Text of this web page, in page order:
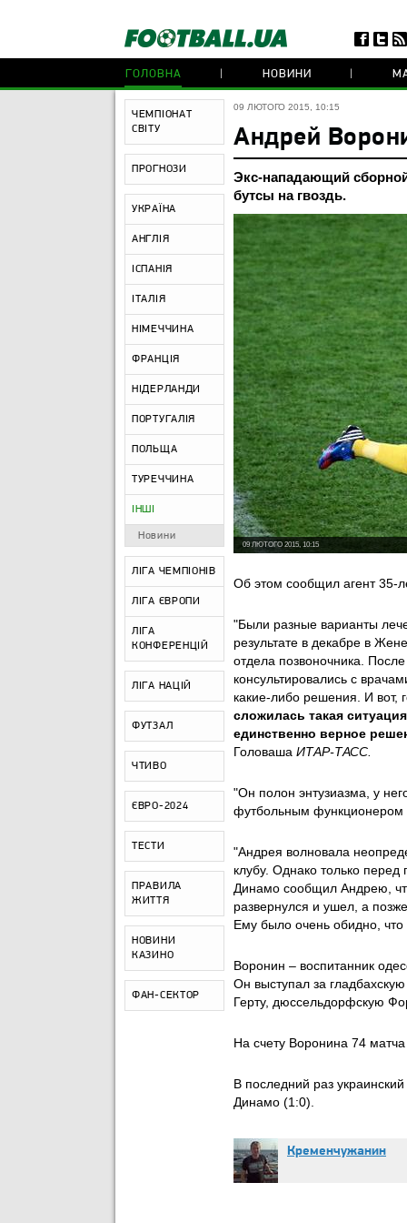
ГОЛОВНА НОВИНИ
ЧЕМПІОНАТ
СВІТУ
ПРОГНОЗИ
УКРАЇНА
АНГЛІЯ
ІСПАНІЯ
ІТАЛІЯ
НІМЕЧЧИНА
ФРАНЦІЯ
НІДЕРЛАНДИ
ПОРТУГАЛІЯ
ПОЛЬЩА
ТУРЕЧЧИНА
ІНШІ
Новини
ЛІГА ЧЕМПІОНІВ
ЛІГА ЄВРОПИ
ЛІГА
КОНФЕРЕНЦІЙ
ЛІГА НАЦІЙ
ФУТЗАЛ
ЧТИВО
ЄВРО-2024
ТЕСТИ
ПРАВИЛА
ЖИТТЯ
НОВИНИ
КАЗИНО
ФАН-СЕКТОР
09 ЛЮТОГО 2015, 10:15
Андрей
Экс-нападающий
бутсы на гвоздь.
09 ЛЮТОГО 2015, 10:15
Об этом сообщил агент 35-
"Были разные варианты
результате в декабре в
отдела позвоночника.
консультировались с
какие-либо решения. И вот,
сложилась такая
единственно верное
Головаша ИТАР-ТАСС.
"Он полон энтузиазма, у
футбольным функционером
"Андрея волновала
клубу. Однако только
Динамо сообщил Андрею,
развернулся и ушел, а
Ему было очень обидно,
Воронин – воспитанник
Он выступал за
Герту, дюссельдорфскую
На счету Воронина 74
В последний раз
Динамо (1:0).
Кременчужанин